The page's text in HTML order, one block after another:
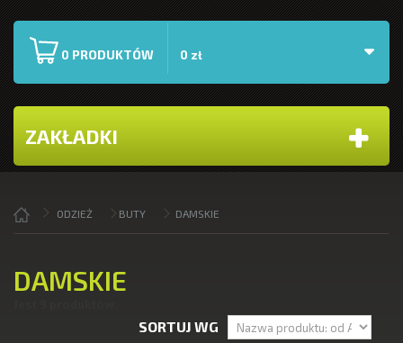
0 PRODUKTÓW 0 zł
ZAKŁADKI
ODZIEŻ BUTY DAMSKIE
DAMSKIE
SORTUJ WG